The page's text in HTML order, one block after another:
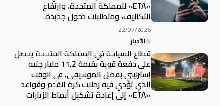
«ETA» للمملكة المتحدة، وارتفاع
التكاليف، ومتطلبات دخول جديدة
22/07/2026
الأخبار
قطاع السياحة في المملكة المتحدة يحصل
على دفعة قوية بقيمة 11.2 مليار جنيه
إسترليني بفضل الموسيقى، في الوقت
الذي تؤدي فيه رحلات كرة القدم وقواعد
«ETA» إلى إعادة تشكيل أنماط الزيارات